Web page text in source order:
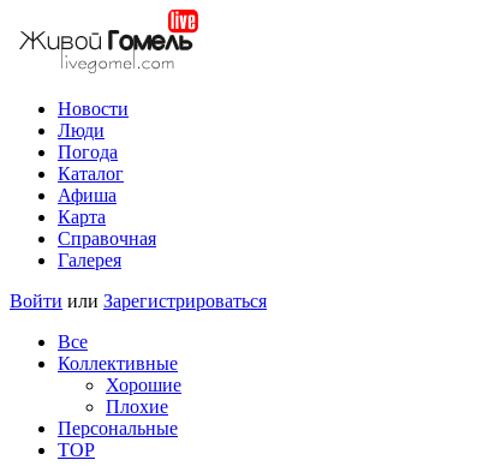
Новости
Люди
Погода
Каталог
Афиша
Карта
Справочная
Галерея
Войти или Зарегистрироваться
Все
Коллективные
Хорошие
Плохие
Персональные
TOP